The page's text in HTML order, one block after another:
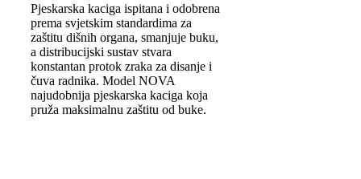
Pjeskarska kaciga ispitana i odobrena
prema svjetskim standardima za
zaštitu dišnih organa, smanjuje buku,
a distribucijski sustav stvara
konstantan protok zraka za disanje i
čuva radnika. Model NOVA
najudobnija pjeskarska kaciga koja
pruža maksimalnu zaštitu od buke.